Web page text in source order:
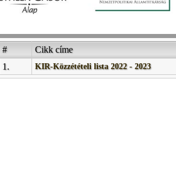
#
Cikk címe
1.
KIR-Közzétételi lista 2022 - 2023